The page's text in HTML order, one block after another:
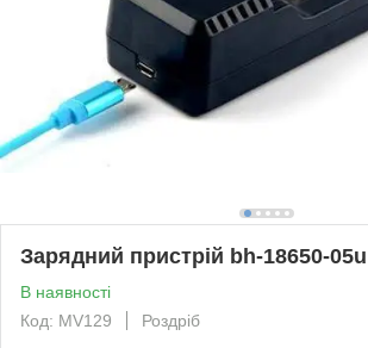
Зарядний пристрій bh-18650-05u
В наявності
Код: MV129
Роздріб